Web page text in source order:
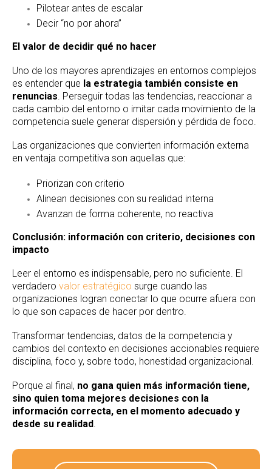
Pilotear antes de escalar
Decir “no por ahora”
El valor de decidir qué no hacer
Uno de los mayores aprendizajes en entornos complejos
es entender que la estrategia también consiste en
renuncias. Perseguir todas las tendencias, reaccionar a
cada cambio del entorno o imitar cada movimiento de la
competencia suele generar dispersión y pérdida de foco.
Las organizaciones que convierten información externa
en ventaja competitiva son aquellas que:
Priorizan con criterio
Alinean decisiones con su realidad interna
Avanzan de forma coherente, no reactiva
Conclusión: información con criterio, decisiones con
impacto
Leer el entorno es indispensable, pero no suficiente. El
verdadero valor estratégico surge cuando las
organizaciones logran conectar lo que ocurre afuera con
lo que son capaces de hacer por dentro.
Transformar tendencias, datos de la competencia y
cambios del contexto en decisiones accionables requiere
disciplina, foco y, sobre todo, honestidad organizacional.
Porque al final, no gana quien más información tiene,
sino quien toma mejores decisiones con la
información correcta, en el momento adecuado y
desde su realidad